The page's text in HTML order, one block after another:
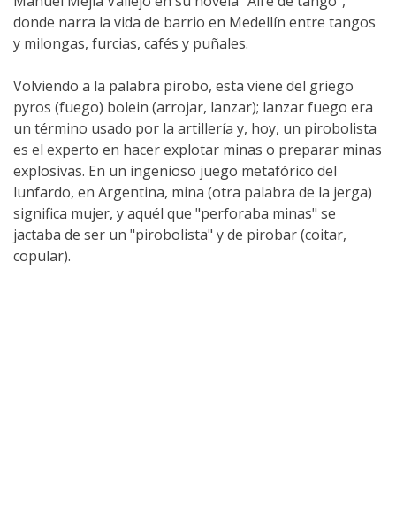
donde narra la vida de barrio en Medellín entre tangos
y milongas, furcias, cafés y puñales.
Volviendo a la palabra pirobo, esta viene del griego
pyros (fuego) bolein (arrojar, lanzar); lanzar fuego era
un término usado por la artillería y, hoy, un pirobolista
es el experto en hacer explotar minas o preparar minas
explosivas. En un ingenioso juego metafórico del
lunfardo, en Argentina, mina (otra palabra de la jerga)
significa mujer, y aquél que "perforaba minas" se
jactaba de ser un "pirobolista" y de pirobar (coitar,
copular).